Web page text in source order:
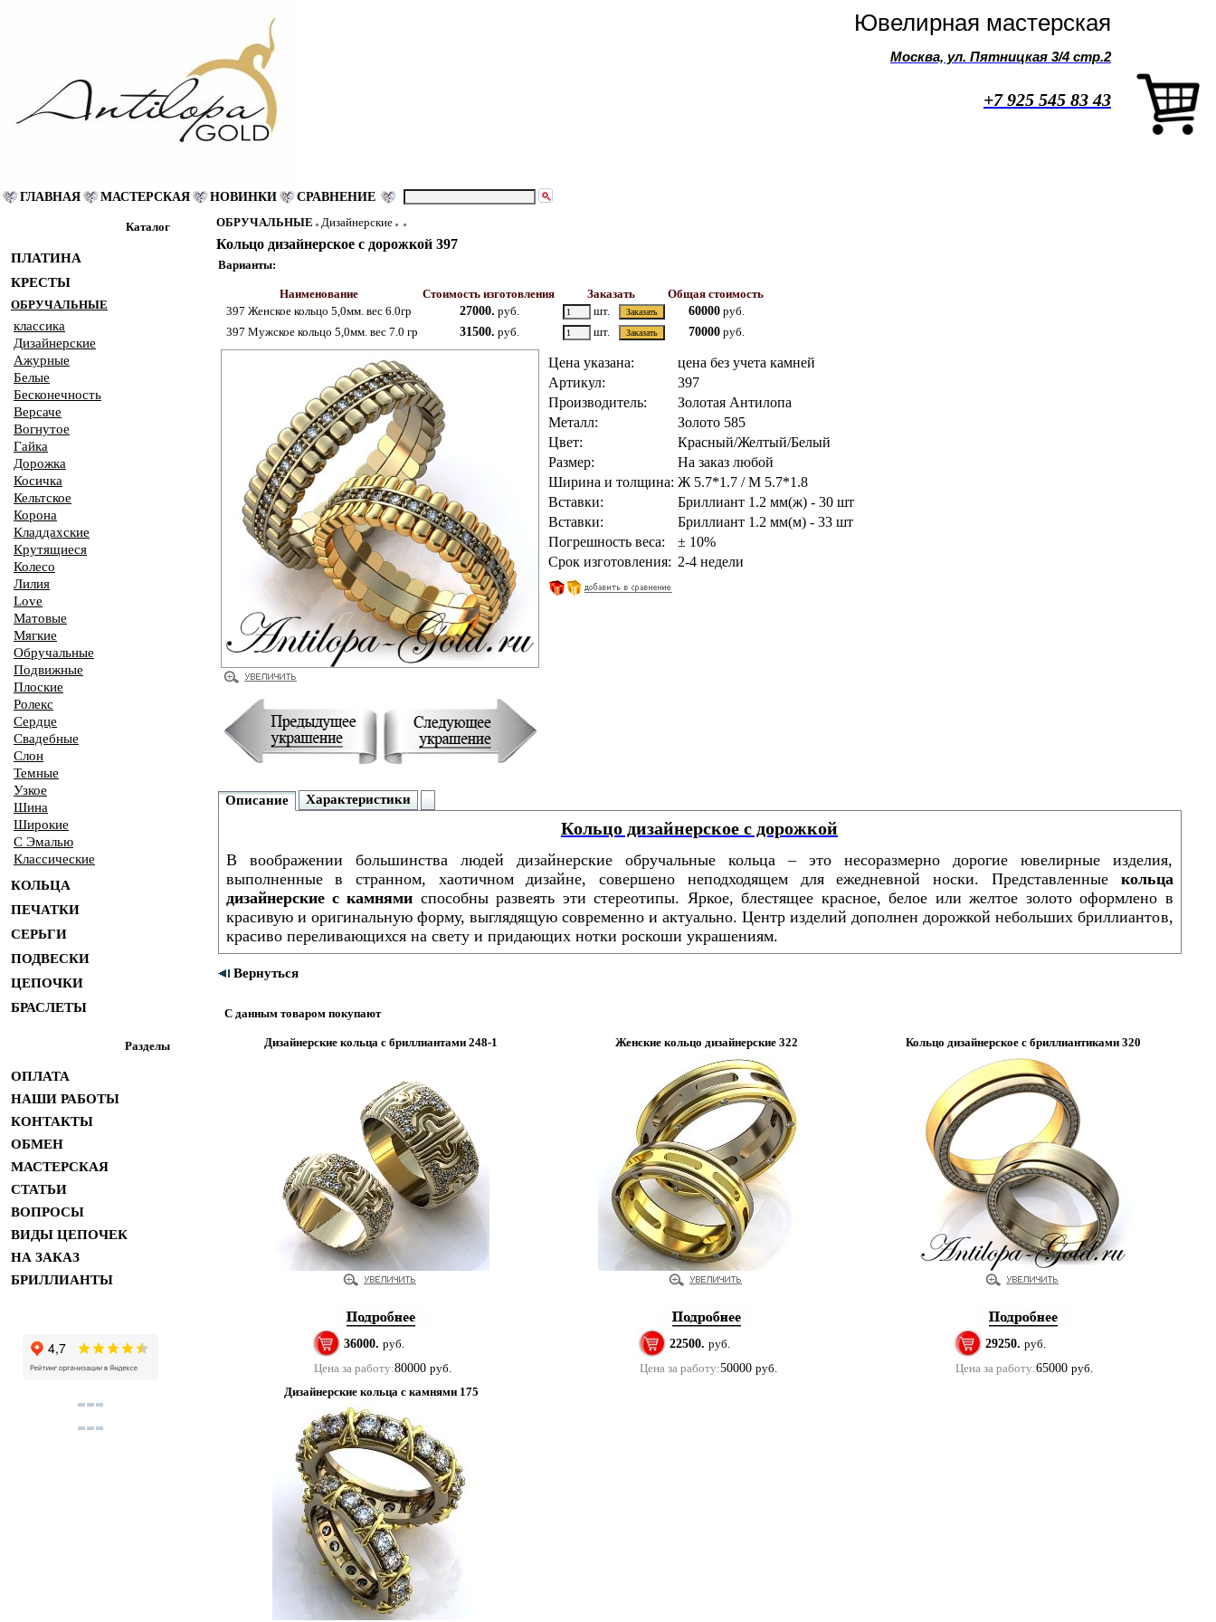
Ювелирная мастерская
Москва, ул. Пятницкая 3/4 стр.2
+7 925 545 83 43
ГЛАВНАЯ МАСТЕРСКАЯ НОВИНКИ СРАВНЕНИЕ
Каталог
ПЛАТИНА
КРЕСТЫ
ОБРУЧАЛЬНЫЕ
классика
Дизайнерские
Ажурные
Белые
Бесконечность
Версаче
Вогнутое
Гайка
Дорожка
Косичка
Кельтское
Корона
Кладдахские
Крутящиеся
Колесо
Лилия
Love
Матовые
Мягкие
Обручальные
Подвижные
Плоские
Ролекс
Сердце
Свадебные
Слон
Темные
Узкое
Шина
Широкие
С Эмалью
Классические
КОЛЬЦА
ПЕЧАТКИ
СЕРЬГИ
ПОДВЕСКИ
ЦЕПОЧКИ
БРАСЛЕТЫ
Разделы
ОПЛАТА
НАШИ РАБОТЫ
КОНТАКТЫ
ОБМЕН
МАСТЕРСКАЯ
СТАТЬИ
ВОПРОСЫ
ВИДЫ ЦЕПОЧЕК
НА ЗАКАЗ
БРИЛЛИАНТЫ
ОБРУЧАЛЬНЫЕ Дизайнерские
Кольцо дизайнерское с дорожкой 397
Варианты:
Наименование Стоимость изготовления Заказать
Общая стоимость
397 Женское кольцо 5,0мм. вес 6.0гр
27000. руб. шт. 60000 руб.
397 Мужское кольцо 5,0мм. вес 7.0 гр
31500. руб. шт. 70000 руб.
Цена указана:
цена без учета камней
Артикул:
397
Производитель:
Золотая Антилопа
Металл:
Золото 585
Цвет:
Красный/Желтый/Белый
Размер:
На заказ любой
Ширина и толщина: Ж 5.7*1.7 / M 5.7*1.8
Вставки:
Бриллиант 1.2 мм(ж) - 30 шт
Вставки:
Бриллиант 1.2 мм(м) - 33 шт
Погрешность веса:
± 10%
Срок изготовления: 2-4 недели
Описание Характеристики
Кольцо дизайнерское с дорожкой
В воображении большинства людей дизайнерские обручальные кольца – это несоразмерно дорогие ювелирные изделия,
выполненные в странном, хаотичном дизайне, совершено неподходящем для ежедневной носки. Представленные кольца
дизайнерские с камнями способны развеять эти стереотипы. Яркое, блестящее красное, белое или желтое золото оформлено в
красивую и оригинальную форму, выглядящую современно и актуально. Центр изделий дополнен дорожкой небольших бриллиантов,
красиво переливающихся на свету и придающих нотки роскоши украшениям.
Вернуться
С данным товаром покупают
Дизайнерские кольца с бриллиантами 248-1
36000. руб.
Цена за работу:80000 руб.
Женские кольцо дизайнерские 322
22500. руб.
Цена за работу:50000 руб.
Кольцо дизайнерское с бриллиантиками 320
29250. руб.
Цена за работу:65000 руб.
Дизайнерские кольца с камнями 175